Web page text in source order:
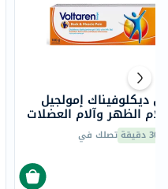
ديكلوفيناك إمولجيل
الظهر وآلام العضلات
حزمة 100 جرام
30 دقيقة تصلك في